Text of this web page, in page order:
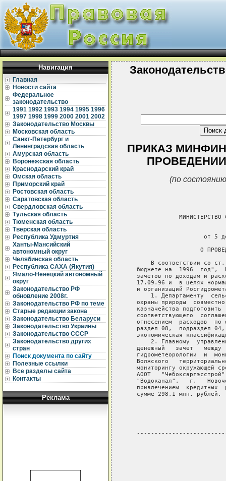
Навигация
Главная
Новости сайта
Федеральное
законодательство
1991 1992 1993 1994 1995 1996
1997 1998 1999 2000 2001 2002
Законодательство Москвы
Московская область
Санкт-Петербург и
Ленинградская область
Амурская область
Воронежская область
Краснодарский край
Омская область
Приморский край
Ростовская область
Саратовская область
Свердловская область
Тульская область
Тюменская область
Тверская область
Республика Удмуртия
Ханты-Мансийский
автономный округ
Челябинская область
Республика САХА (Якутия)
Ямало-Ненецкий автономный
округ
Законодательство РФ
обновление 2008г.
Законодательство РФ по теме
Старые редакции закона
Законодательство Беларуси
Законодательство Украины
Законодательство СССР
Законодательство других
стран
Поиск документа по сайту
Полезные ссылки
Все разделы сайта
Контакты
Реклама
ПРИКАЗ
(по
МИНИСТЕРСТВО
от 5
О
В соответствии со
бюджете на  1996  год",
зачетов по доходам и
17.09.96 и  в целях
и организаций
1. Департаменту
охраны природы
казначейства подготовить
соответствующего
отнесением  расходов  по
раздел 08,  подраздел
экономическая
2. Главному
денежный   зачет   между
гидрометеорологии  и
Волжского
мониторингу окружающей
АООТ
"Водоканал",   г.
привлечением  кредитных
   сумме 298,1 млн. рублей.